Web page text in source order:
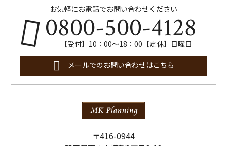
お気軽にお電話でお問い合わせください
0800-500-4128
【受付】10：00～18：00【定休】日曜日
メールでのお問い合わせはこちら
〒416-0944